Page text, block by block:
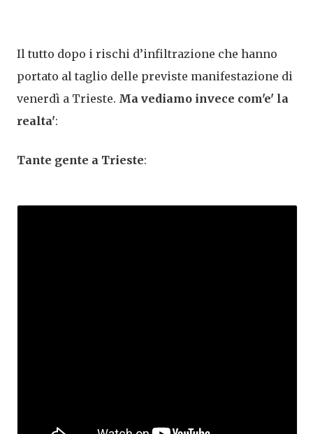
Il tutto dopo i rischi d’infiltrazione che hanno
portato al taglio delle previste manifestazione di
venerdì a Trieste. Ma vediamo invece com'e' la
realta':
Tante gente a Trieste: